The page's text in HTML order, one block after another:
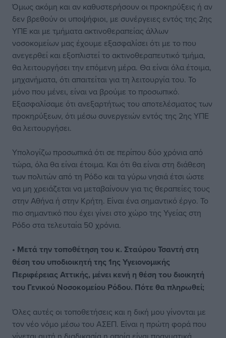
Όμως ακόμη και αν καθυστερήσουν οι προκηρύξεις ή αν
δεν βρεθούν οι υποψήφιοι, με συνέργειες εντός της 2ης
ΥΠΕ και με τμήματα ακτινοθεραπείας άλλων
νοσοκομείων μας έχουμε εξασφαλίσει ότι με το που
ανεγερθεί και εξοπλιστεί το ακτινοθεραπευτικό τμήμα,
θα λειτουργήσει την επόμενη μέρα. Θα είναι όλα έτοιμα,
μηχανήματα, ότι απαιτείται για τη λειτουργία του. Το
μόνο που μένει, είναι να βρούμε το προσωπικό.
Εξασφαλίσαμε ότι ανεξαρτήτως του αποτελέσματος των
προκηρύξεων, ότι μέσω συνεργειών εντός της 2ης ΥΠΕ
θα λειτουργήσει.
Υπολογίζω προσωπικά ότι σε περίπου δύο χρόνια από
τώρα, όλα θα είναι έτοιμα. Και ότι θα είναι στη διάθεση
των πολιτών από τη Ρόδο και τα γύρω νησιά έτσι ώστε
να μη χρειάζεται να μεταβαίνουν για τις θεραπείες τους
στην Αθήνα ή στην Κρήτη. Είναι ένα σημαντικό έργο. Το
πιο σημαντικό που έχει γίνει στο χώρο της Υγείας στη
Ρόδο στα τελευταία 50 χρόνια.
• Μετά την τοποθέτηση του κ. Σταύρου Τσαντή στη
θέση του υποδιοικητή της 1ης Υγειονομικής
Περιφέρειας Αττικής, μένει κενή η θέση του διοικητή
του Γενικού Νοσοκομείου Ρόδου. Πότε θα πληρωθεί;
Όλες αυτές οι τοποθετήσεις και η δική μου γίνονται με
τον νέο νόμο μέσω του ΑΣΕΠ. Είναι η πρώτη φορά που